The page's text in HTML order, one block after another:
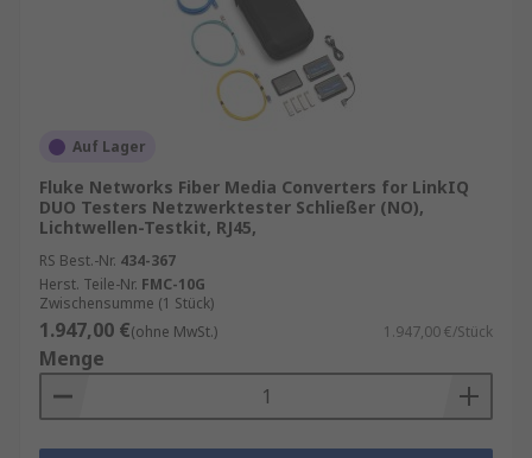
Auf Lager
Fluke Networks Fiber Media Converters for LinkIQ
DUO Testers Netzwerktester Schließer (NO),
Lichtwellen-Testkit, RJ45,
RS Best.-Nr. 434-367
Herst. Teile-Nr. FMC-10G
Zwischensumme (1 Stück)
1.947,00 €(ohne MwSt.) 1.947,00 €/Stück
Menge